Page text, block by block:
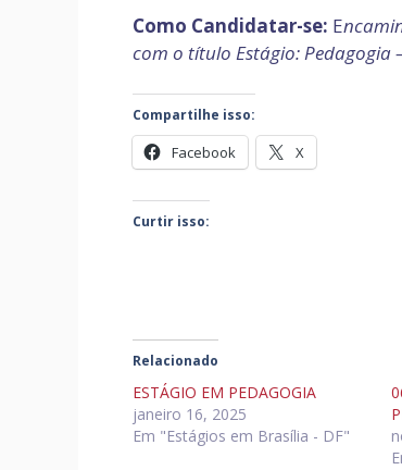
Como Candidatar-se: E
com o título Estágio: Pedagogia
Compartilhe isso:
Facebook X
Curtir isso:
Relacionado
ESTÁGIO EM PEDAGOGIA
janeiro 16, 2025
Em "Estágios em Brasília - DF"